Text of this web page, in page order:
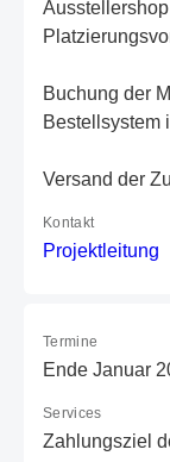
Ausstellershop
Buchung der
Bestellsystem
Versand der
Kontakt
Projektleitung
Termine
Ende Januar
Services
Zahlungsziel